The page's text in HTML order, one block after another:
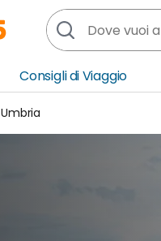
Oceania
Consigli di Viaggio
Umbria